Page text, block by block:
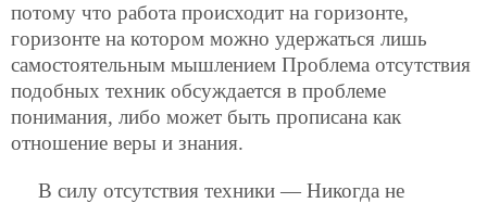
потому что работа происходит на горизонте,
горизонте на котором можно удержаться лишь
самостоятельным мышлением Проблема отсутствия
подобных техник обсуждается в проблеме
понимания, либо может быть прописана как
отношение веры и знания.
В силу отсутствия техники — Никогда не